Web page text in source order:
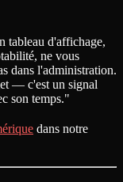
tableau d'affichage,
ne vous
dans l'administration.
— c'est un signal
son temps."
dans notre